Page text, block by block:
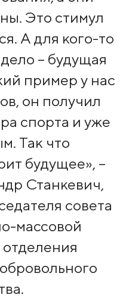
Это стимул
А для кого-то
– будущая
пример у нас
он получил
спорта и уже
Так что
будущее», –
Станкевич,
совета
массовой